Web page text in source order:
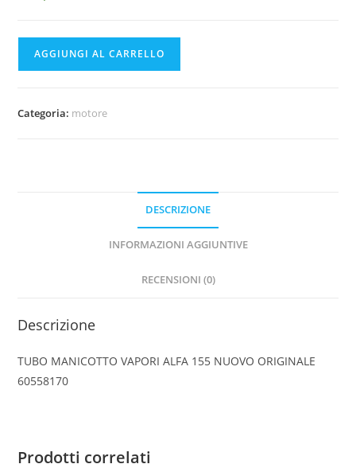
AGGIUNGI AL CARRELLO
Categoria: motore
DESCRIZIONE
INFORMAZIONI AGGIUNTIVE
RECENSIONI (0)
Descrizione
TUBO MANICOTTO VAPORI ALFA 155 NUOVO ORIGINALE
60558170
Prodotti correlati